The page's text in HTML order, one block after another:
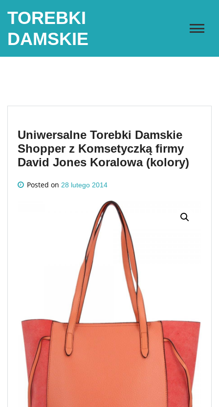
TOREBKI
DAMSKIE
Uniwersalne Torebki Damskie
Shopper z Komsetyczką firmy
David Jones Koralowa (kolory)
Posted on 28 lutego 2014